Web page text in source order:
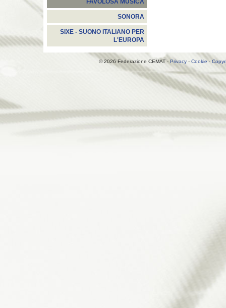
FAVOLOSA MUSICA
SONORA
SIXE - SUONO ITALIANO PER
L'EUROPA
© 2026 Federazione CEMAT - Privacy- Cookie-